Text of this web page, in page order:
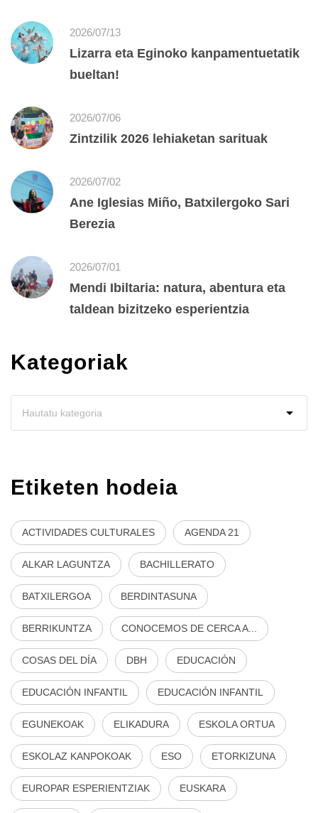
2026/07/13
Lizarra eta Eginoko kanpamentuetatik
bueltan!
2026/07/06
Zintzilik 2026 lehiaketan sarituak
2026/07/02
Ane Iglesias Miño, Batxilergoko Sari
Berezia
2026/07/01
Mendi Ibiltaria: natura, abentura eta
taldean bizitzeko esperientzia
Kategoriak
Etiketen hodeia
ACTIVIDADES CULTURALES AGENDA 21
ALKAR LAGUNTZA BACHILLERATO
BATXILERGOA BERDINTASUNA
BERRIKUNTZA CONOCEMOS DE CERCA A...
COSAS DEL DÍA DBH EDUCACIÓN
EDUCACIÓN INFANTIL EDUCACIÓN INFANTIL
EGUNEKOAK ELIKADURA ESKOLA ORTUA
ESKOLAZ KANPOKOAK ESO ETORKIZUNA
EUROPAR ESPERIENTZIAK EUSKARA